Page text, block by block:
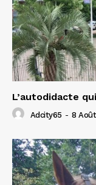
L’autodidacte
Adcity65 - 8